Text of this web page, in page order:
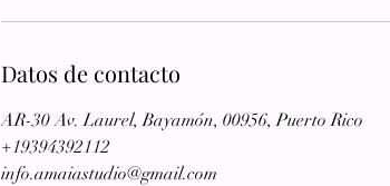
Datos de contacto
AR-30 Av. Laurel, Bayamón, 00956, Puerto Rico
+19394392112
info.amaiastudio@gmail.com